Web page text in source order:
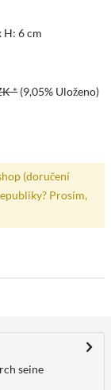
H: 6 cm
* (9,05% Uloženo)
(doručení
Prosím,
seine